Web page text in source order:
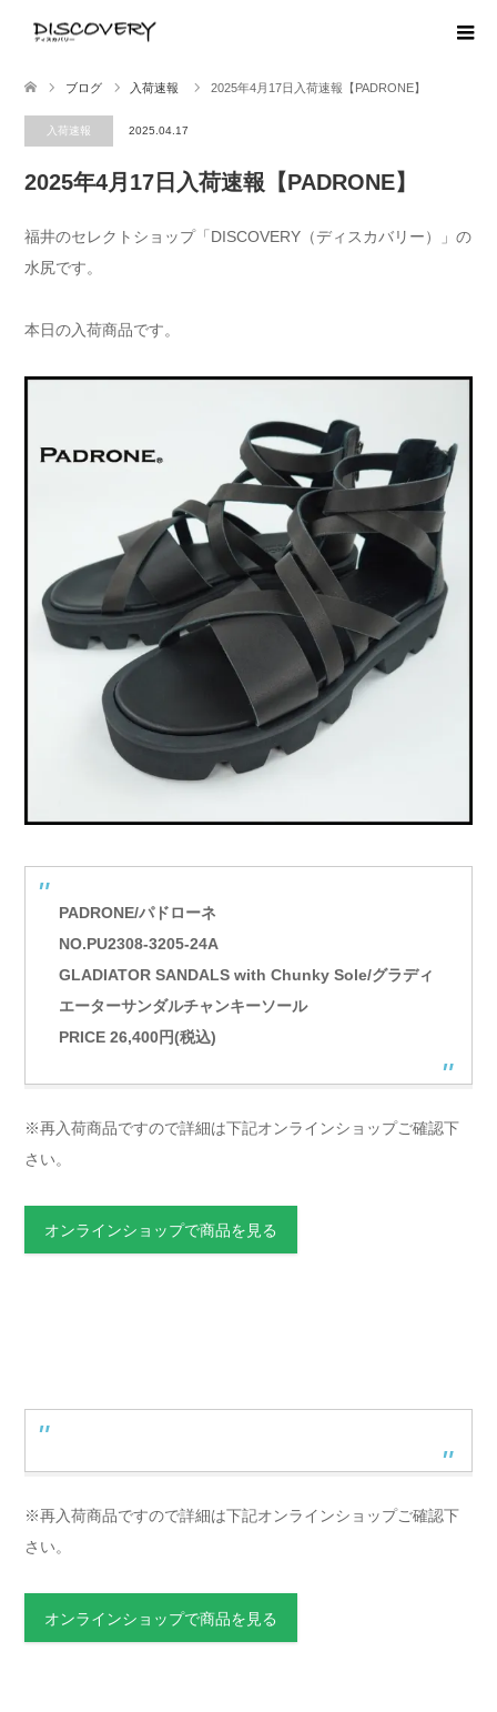
ブログ 入荷速報 2025年4月17日入荷速報【PADRONE】
入荷速報 2025.04.17
2025年4月17日入荷速報【PADRONE】
福井のセレクトショップ「DISCOVERY（ディスカバリー）」の
水尻です。
本日の入荷商品です。
PADRONE/パドローネ
NO.PU2308-3205-24A
GLADIATOR SANDALS with Chunky Sole/グラディ
エーターサンダルチャンキーソール
PRICE 26,400円(税込)
※再入荷商品ですので詳細は下記オンラインショップご確認下
さい。
オンラインショップで商品を見る
※再入荷商品ですので詳細は下記オンラインショップご確認下
さい。
オンラインショップで商品を見る